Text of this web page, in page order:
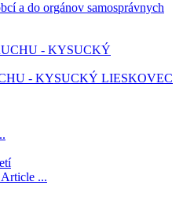
a do orgánov samosprávnych
- KYSUCKÝ LIESKOVEC
Article ...